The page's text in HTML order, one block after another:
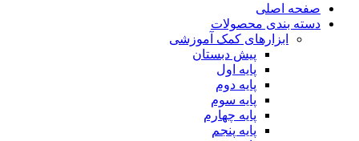
صفحه اصلی
دسته بندی محصولات
ابزارهای کمک آموزشی
پیش دبستان
پایه اول
پایه دوم
پایه سوم
پایه چهارم
پايه پنجم